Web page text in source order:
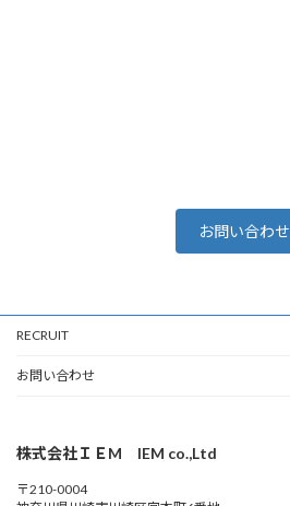
お問い合わせ
RECRUIT
お問い合わせ
株式会社ＩＥM IEM co.,Ltd
〒210-0004